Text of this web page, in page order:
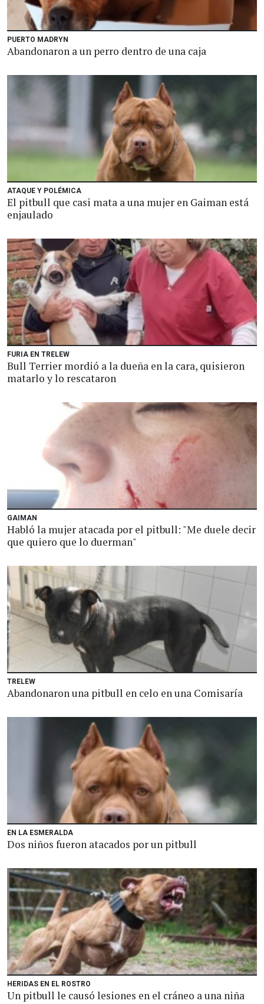
PUERTO MADRYN
Abandonaron a un perro dentro de una caja
ATAQUE Y POLÉMICA
El pitbull que casi mata a una mujer en Gaiman está
enjaulado
FURIA EN TRELEW
Bull Terrier mordió a la dueña en la cara, quisieron
matarlo y lo rescataron
GAIMAN
Habló la mujer atacada por el pitbull: "Me duele decir
que quiero que lo duerman"
TRELEW
Abandonaron una pitbull en celo en una Comisaría
EN LA ESMERALDA
Dos niños fueron atacados por un pitbull
HERIDAS EN EL ROSTRO
Un pitbull le causó lesiones en el cráneo a una niña